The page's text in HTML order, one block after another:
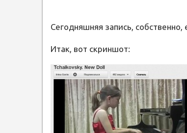
Сегодняшняя запись,
Итак, вот скриншот: